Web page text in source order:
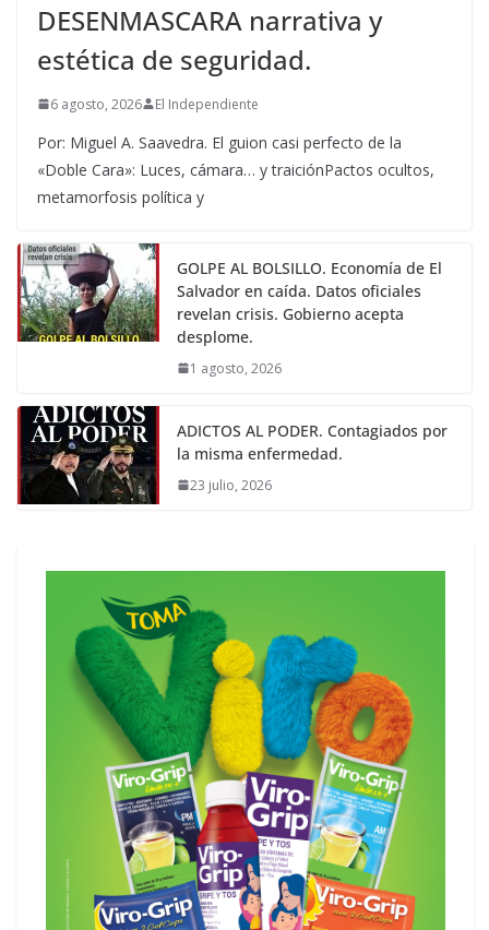
DESENMASCARA narrativa y
estética de seguridad.
6 agosto, 2026 El Independiente
Por: Miguel A. Saavedra. El guion casi perfecto de la
«Doble Cara»: Luces, cámara… y traiciónPactos ocultos,
metamorfosis política y
GOLPE AL BOLSILLO. Economía de El
Salvador en caída. Datos oficiales
revelan crisis. Gobierno acepta
desplome.
1 agosto, 2026
ADICTOS AL PODER. Contagiados por
la misma enfermedad.
23 julio, 2026